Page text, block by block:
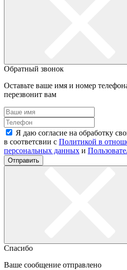
Обратный звонок
Оставьте ваше имя и номер
перезвонит вам
Я даю согласие на обработку
в соответсвии с Политикой в
персональных данных и
Отправить
Спасибо
Ваше сообщение отправлено